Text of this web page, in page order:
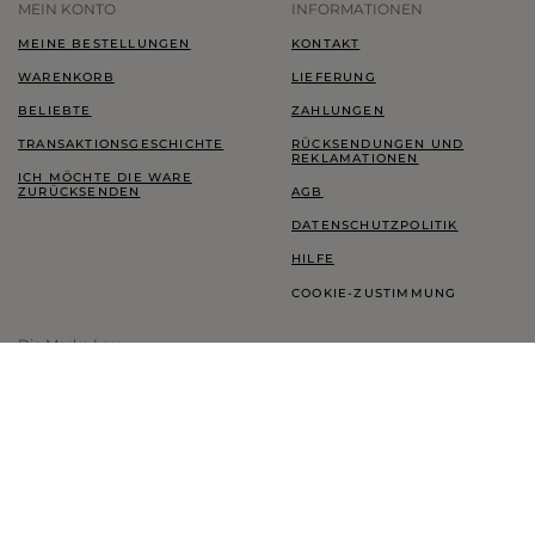
MEIN KONTO
MEINE BESTELLUNGEN
WARENKORB
BELIEBTE
TRANSAKTIONSGESCHICHTE
ICH MÖCHTE DIE WARE
ZURÜCKSENDEN
INFORMATIONEN
KONTAKT
LIEFERUNG
ZAHLUNGEN
RÜCKSENDUNGEN UND
REKLAMATIONEN
AGB
DATENSCHUTZPOLITIK
HILFE
COOKIE-ZUSTIMMUNG
Die Marke Lou